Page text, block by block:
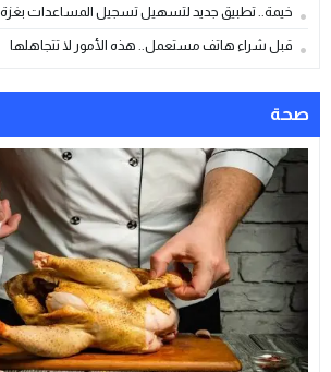
خيمة.. تطبيق جديد لتسهيل تسجيل المساعدات بغزة
قبل شراء هاتف مستعمل.. هذه الأمور لا تتجاهلها
صحة